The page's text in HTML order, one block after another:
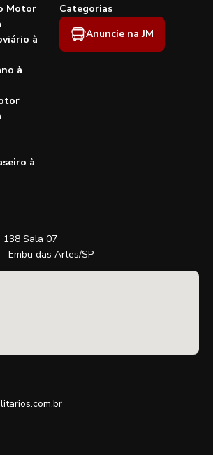
Motor
à
à
à
Categorias
Anuncie na JM
138 Sala 07
Embu das Artes/SP